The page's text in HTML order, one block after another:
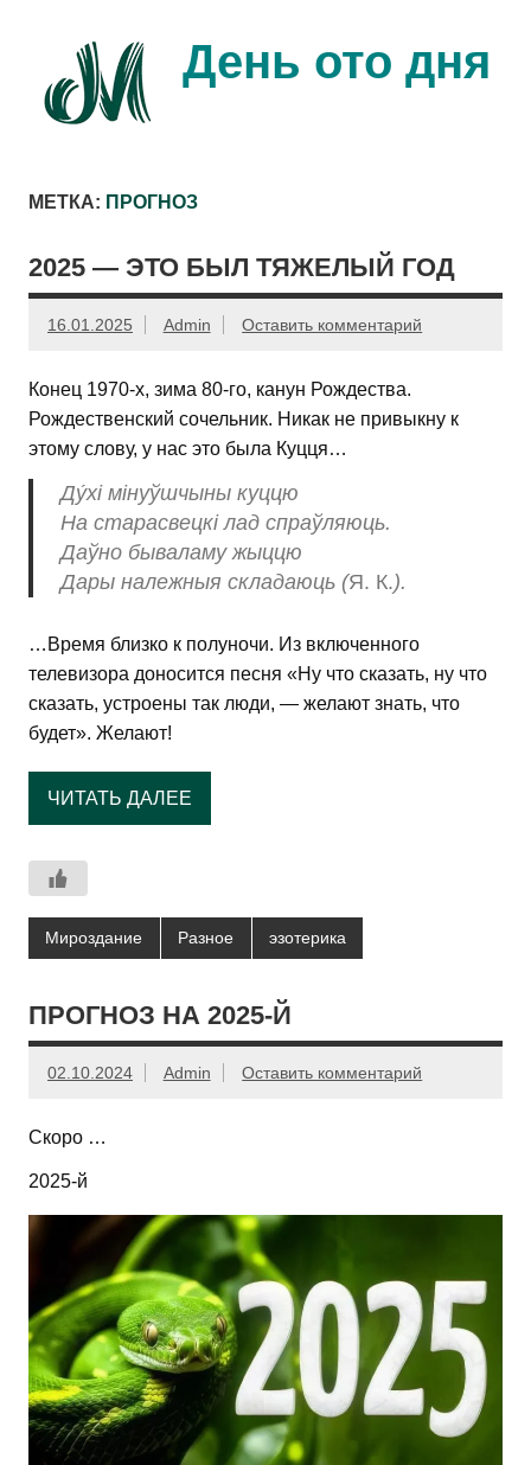
содержимому
День ото дня
МЕТКА: ПРОГНОЗ
2025 — ЭТО БЫЛ ТЯЖЕЛЫЙ ГОД
16.01.2025 Admin Оставить комментарий
Конец 1970-х, зима 80-го, канун Рождества.
Рождественский сочельник. Никак не привыкну к
этому слову, у нас это была Куцця…
Ду́хі мінуўшчыны куццю
На старасвецкі лад спраўляюць.
Даўно бываламу жыццю
Дары належныя складаюць (Я. К.).
…Время близко к полуночи. Из включенного
телевизора доносится песня «Ну что сказать, ну что
сказать, устроены так люди, — желают знать, что
будет». Желают!
ЧИТАТЬ ДАЛЕЕ
Мироздание Разное эзотерика
ПРОГНОЗ НА 2025-Й
02.10.2024 Admin Оставить комментарий
Скоро …
2025-й